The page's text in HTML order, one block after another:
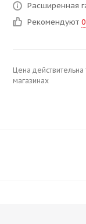
Расширенная
Рекомендуют
Цена
магазинах